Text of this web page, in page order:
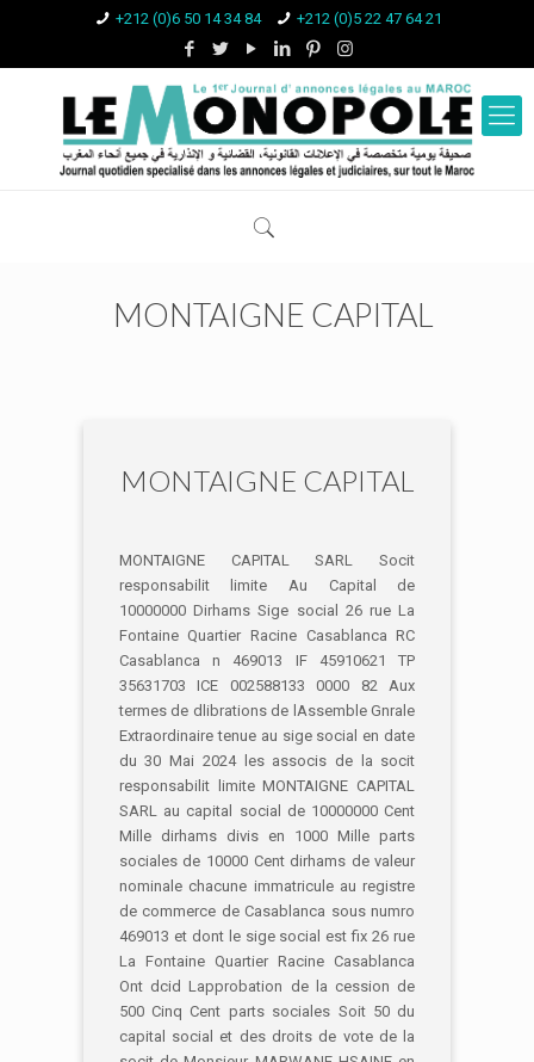
+212 (0)6 50 14 34 84 +212 (0)5 22 47 64 21
MONTAIGNE CAPITAL
MONTAIGNE CAPITAL
MONTAIGNE CAPITAL SARL Socit
responsabilit limite Au Capital de
10000000 Dirhams Sige social 26 rue La
Fontaine Quartier Racine Casablanca RC
Casablanca n 469013 IF 45910621 TP
35631703 ICE 002588133 0000 82 Aux
termes de dlibrations de lAssemble Gnrale
Extraordinaire tenue au sige social en date
du 30 Mai 2024 les associs de la socit
responsabilit limite MONTAIGNE CAPITAL
SARL au capital social de 10000000 Cent
Mille dirhams divis en 1000 Mille parts
sociales de 10000 Cent dirhams de valeur
nominale chacune immatricule au registre
de commerce de Casablanca sous numro
469013 et dont le sige social est fix 26 rue
La Fontaine Quartier Racine Casablanca
Ont dcid Lapprobation de la cession de
500 Cinq Cent parts sociales Soit 50 du
capital social et des droits de vote de la